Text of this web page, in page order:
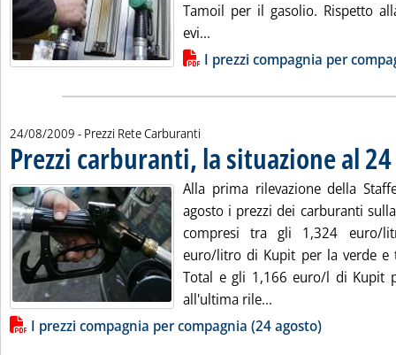
Tamoil per il gasolio. Rispetto
evi...
Lista allegati PDF alla notiziaI prezzi compagnia per
24/08/2009 - Prezzi Rete Carburanti
Prezzi carburanti, la situazione al
Alla prima rilevazione della
agosto i prezzi dei carburanti
compresi tra gli 1,324 euro/
euro/litro di Kupit per la verde
Total e gli 1,166 euro/l di Kupit
all'ultima rile...
Lista allegati PDF alla notizia
I prezzi compagnia per compagnia (24 agosto)